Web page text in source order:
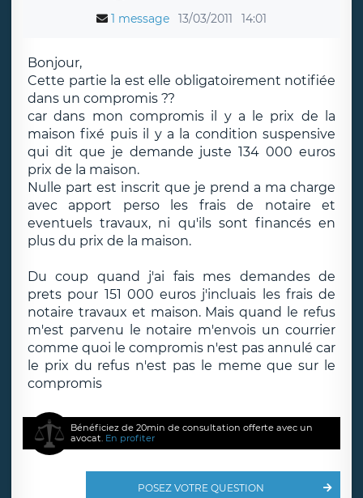
1 message 13/03/2011 14:01
Bonjour,
Cette partie la est elle obligatoirement notifiée
dans un compromis ??
car dans mon compromis il y a le prix de la
maison fixé puis il y a la condition suspensive
qui dit que je demande juste 134 000 euros
prix de la maison.
Nulle part est inscrit que je prend a ma charge
avec apport perso les frais de notaire et
eventuels travaux, ni qu'ils sont financés en
plus du prix de la maison.
Du coup quand j'ai fais mes demandes de
prets pour 151 000 euros j'incluais les frais de
notaire travaux et maison. Mais quand le refus
m'est parvenu le notaire m'envois un courrier
comme quoi le compromis n'est pas annulé car
le prix du refus n'est pas le meme que sur le
compromis
Bénéficiez de 20min de consultation offerte avec un
avocat. En profiter
POSEZ VOTRE QUESTION